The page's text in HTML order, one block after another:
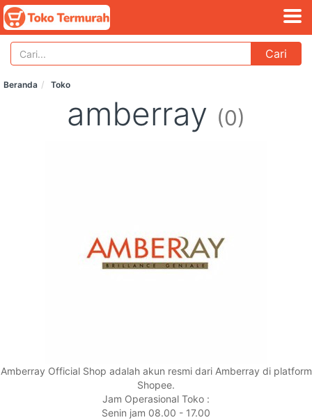
Cari
Beranda Toko
amberray (0)
Amberray Official Shop adalah akun resmi dari Amberray di platform
Shopee.
Jam Operasional Toko :
Senin jam 08.00 - 17.00